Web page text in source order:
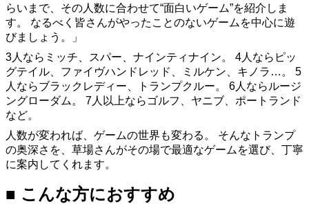
らいまで、その人数に合わせて“面白いゲーム”を紹介しま
す。 なるべく皆さんがやったことのないゲームを中心に遊
びましょう。」
3人ならミッチ、スパー、ナインティナイン。 4人ならピッ
グテイル、ファイヴハンドレッド、ミルケン、キノラ…。 5
人ならブラックレディー、トランプクルー。 6人ならルージ
ングローダム。 7人以上ならゴルフ、ヤニブ、ポートランド
など。
人数が変われば、ゲームの世界も変わる。 そんなトランプ
の奥深さを、草場さんがその場で最適なゲームを選び、丁寧
に案内してくれます。
■ こんな方におすすめ